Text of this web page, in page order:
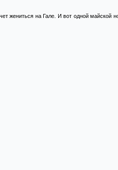
жениться на Гале. И вот одной майской